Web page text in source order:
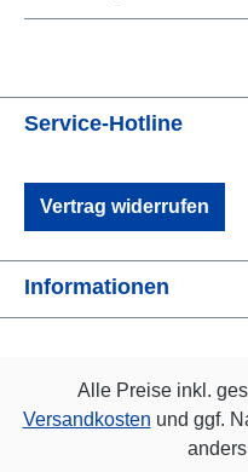
Service-Hotline
Vertrag widerrufen
Informationen
Alle Preise inkl.
Versandkosten und ggf.